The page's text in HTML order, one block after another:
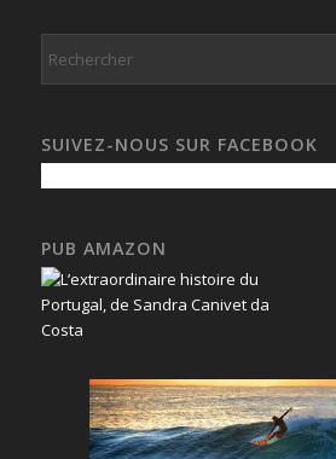
SUIVEZ-NOUS SUR FACEBOOK
PUB AMAZON